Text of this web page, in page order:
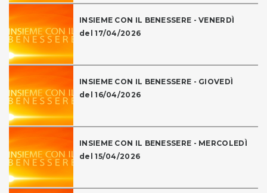
INSIEME CON IL BENESSERE - VENERDÌ
del 17/04/2026
INSIEME CON IL BENESSERE - GIOVEDÌ
del 16/04/2026
INSIEME CON IL BENESSERE - MERCOLEDÌ
del 15/04/2026